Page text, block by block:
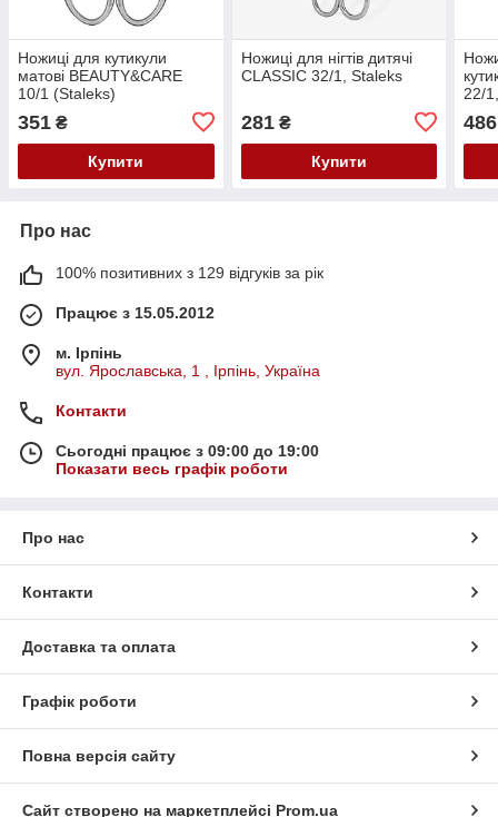
Ножиці для кутикули
матові BEAUTY&CARE
10/1 (Staleks)
351 ₴
Купити
Ножиці для нігтів дитячі
CLASSIC 32/1, Staleks
281₴
Купити
22/
486
Про нас
100% позитивних з 129 відгуків за рік
Працює з 15.05.2012
м. Ірпінь
вул. Ярославська, 1 , Ірпінь, Україна
Контакти
Сьогодні працює з 09:00 до 19:00
Показати весь графік роботи
Про нас
Контакти
Доставка та оплата
Графік роботи
Повна версія сайту
Сайт створено на маркетплейсі Prom.ua